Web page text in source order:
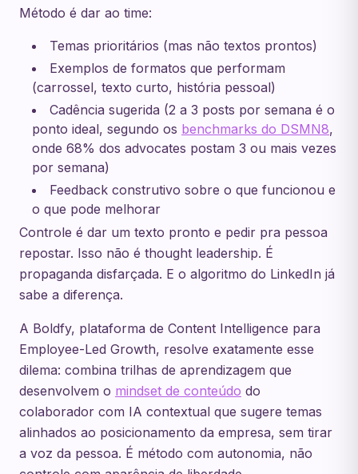
Método é dar ao time:
Temas prioritários (mas não textos prontos)
Exemplos de formatos que performam
(carrossel, texto curto, história pessoal)
Cadência sugerida (2 a 3 posts por semana é o
ponto ideal, segundo os benchmarks do DSMN8,
onde 68% dos advocates postam 3 ou mais vezes
por semana)
Feedback construtivo sobre o que funcionou e
o que pode melhorar
Controle é dar um texto pronto e pedir pra pessoa
repostar. Isso não é thought leadership. É
propaganda disfarçada. E o algoritmo do LinkedIn já
sabe a diferença.
A Boldfy, plataforma de Content Intelligence para
Employee-Led Growth, resolve exatamente esse
dilema: combina trilhas de aprendizagem que
desenvolvem o mindset de conteúdo do
colaborador com IA contextual que sugere temas
alinhados ao posicionamento da empresa, sem tirar
a voz da pessoa. É método com autonomia, não